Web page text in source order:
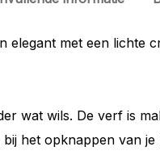
elegant met een lichte
wat wils. De verf is
het opknappen van